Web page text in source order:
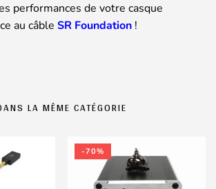
performances de votre casque
au câble SR Foundation !
LA MÊME CATÉGORIE
-70%